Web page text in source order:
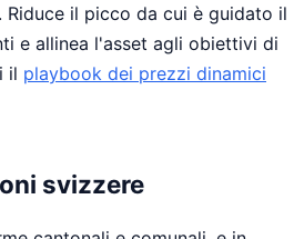
Riduce il picco da cui è guidato il
e allinea l'asset agli obiettivi di
il playbook dei prezzi dinamici
svizzere